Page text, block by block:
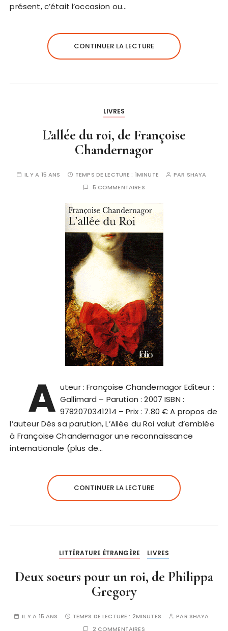
présent, c’était l’occasion ou…
CONTINUER LA LECTURE
LIVRES
L’allée du roi, de Françoise
Chandernagor
IL Y A 15 ANS TEMPS DE LECTURE : 1MINUTE PAR SHAYA
5 COMMENTAIRES
A uteur : Françoise Chandernagor Editeur :
Gallimard – Parution : 2007 ISBN :
9782070341214 – Prix : 7.80 € A propos de
l’auteur Dès sa parution, L’Allée du Roi valut d’emblée
à Françoise Chandernagor une reconnaissance
internationale (plus de…
CONTINUER LA LECTURE
LITTÉRATURE ÉTRANGÈRE LIVRES
Deux soeurs pour un roi, de Philippa
Gregory
IL Y A 15 ANS TEMPS DE LECTURE : 2MINUTES PAR SHAYA
2 COMMENTAIRES